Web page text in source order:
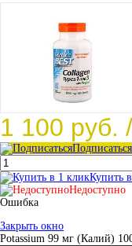
1 100 руб.
Подписаться
Купить
Недоступно
Ошибка
Закрыть окно
Potassium 99 мг (Калий)